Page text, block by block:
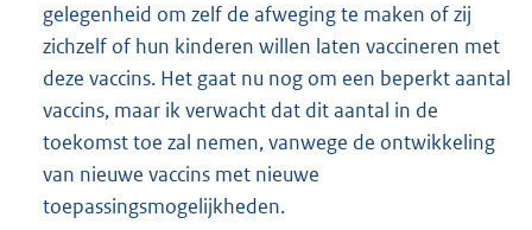
gelegenheid om zelf de afweging te maken of zij
zichzelf of hun kinderen willen laten vaccineren met
deze vaccins. Het gaat nu nog om een beperkt aantal
vaccins, maar ik verwacht dat dit aantal in de
toekomst toe zal nemen, vanwege de ontwikkeling
van nieuwe vaccins met nieuwe
toepassingsmogelijkheden.